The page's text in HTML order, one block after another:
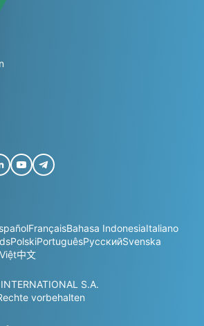
FrançaisBahasa IndonesiaItaliano
PolskiPortuguêsРусскийSvenska
中文
S.A.
vorbehalten